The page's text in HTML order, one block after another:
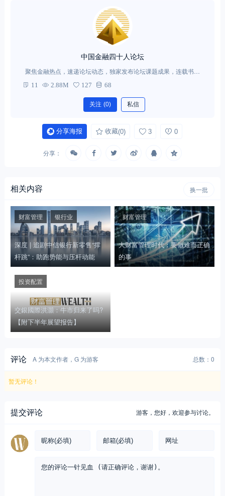
中国金融四十人论坛
聚焦金融热点，速递论坛动态，独家发布论坛课题成果，连载书系
新书、好书。
11 2.88M 127 68
关注 (0) 私信
分享海报 收藏(0) 3 0
分享：
相关内容 换一批
深度 | 追剧中信银行新零售“撑
杆跳”：助跑势能与压杆动能
财富管理 银行业
大财富管理时代：要做难而正确
的事
财富管理
交銀國際洪灝：牛市归来了吗?
【附下半年展望报告】
投资配置
评论 A 为本文作者，G 为游客 总数：0
暂无评论！
提交评论 游客，您好，欢迎参与讨论。